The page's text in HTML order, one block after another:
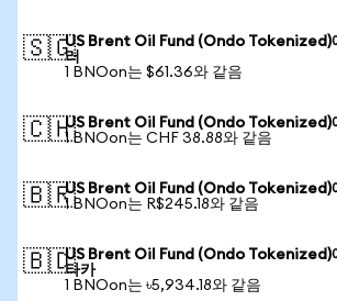
🇸🇬US Brent Oil Fund (Ondo Tokenized)
러
1 BNOon는 $61.36와 같음
🇨🇭US Brent Oil Fund (Ondo Tokenized)
1 BNOon는 CHF 38.88와 같음
🇧🇷US Brent Oil Fund (Ondo Tokenized)
1 BNOon는 R$245.18와 같음
🇧🇩US Brent Oil Fund (Ondo Tokenized)
타카
1 BNOon는 ৳5,934.18와 같음